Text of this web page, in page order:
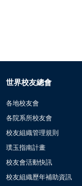
世界校友總會
各地校友會
各院系所校友會
校友組織管理規則
璞玉指南計畫
校友會活動快訊
校友組織歷年補助資訊